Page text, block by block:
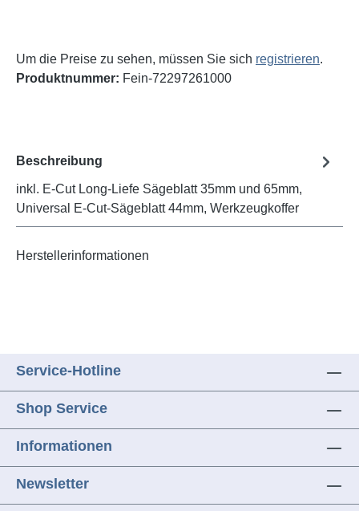
Um die Preise zu sehen, müssen Sie sich registrieren.
Produktnummer: Fein-72297261000
Beschreibung
inkl. E-Cut Long-Liefe Sägeblatt 35mm und 65mm,
Universal E-Cut-Sägeblatt 44mm, Werkzeugkoffer
Herstellerinformationen
Service-Hotline
Shop Service
Informationen
Newsletter